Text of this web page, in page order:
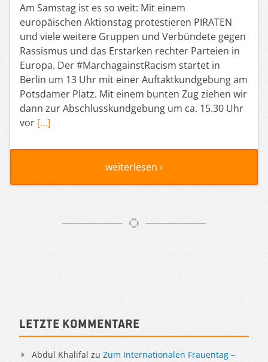
Am Samstag ist es so weit: Mit einem
europäischen Aktionstag protestieren PIRATEN
und viele weitere Gruppen und Verbündete gegen
Rassismus und das Erstarken rechter Parteien in
Europa. Der #MarchagainstRacism startet in
Berlin um 13 Uhr mit einer Auftaktkundgebung am
Potsdamer Platz. Mit einem bunten Zug ziehen wir
dann zur Abschlusskundgebung um ca. 15.30 Uhr
vor […]
weiterlesen ›
Sidebar
Letzte Kommentare
Abdul Khalifal zu Zum Internationalen Frauentag –